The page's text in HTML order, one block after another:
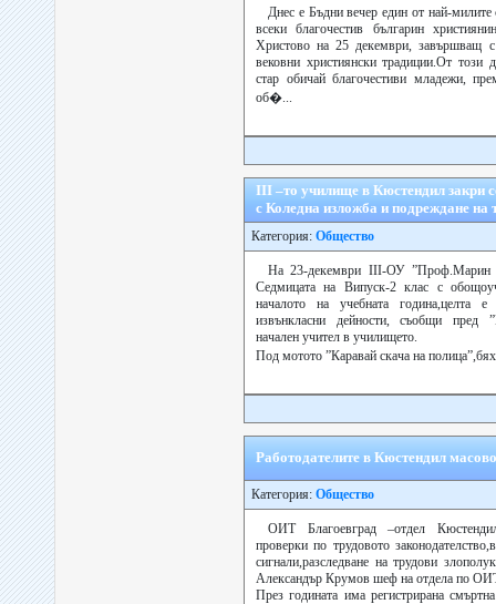
Днес е Бъдни вечер един от най-
всеки благочестив българин
Христово на 25 декември, завършващ с
вековни християнски традиции.От този
стар обичай благочестиви младежи,
об�...
ІІІ –то училище в Кюстендил закри
с Коледнa изложба и подреждане на
Категория: Общество
На 23-декември ІІІ-ОУ ”Проф.Марин
Седмицата на Випуск-2 клас с
началото на учебната година,целта
извънкласни дейности, съобщи пред
начален учител в училището.
Под мотото ”Каравай скача на
Работодателите в Кюстендил
Категория: Общество
ОИТ Благоевград –отдел
проверки по трудовото
сигнали,разследване на трудови
Александър Крумов шеф на отдела по
През годината има регистрирана